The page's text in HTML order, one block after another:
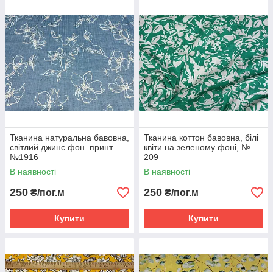
Тканина натуральна бавовна,
світлий джинс фон. принт
№1916
В наявності
250 ₴/пог.м
Купити
Тканина коттон бавовна, білі
квіти на зеленому фоні, №
209
В наявності
250 ₴/пог.м
Купити